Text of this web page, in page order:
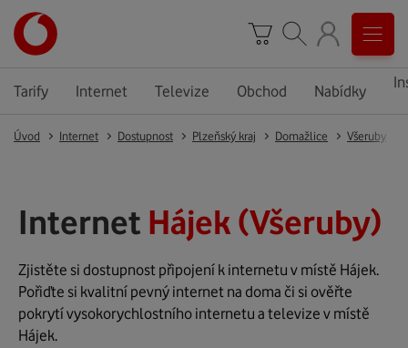
Tarify Internet Televize Obchod Nabídky
Úvod Internet Dostupnost Plzeňský kraj Domažlice Všeruby
Internet Hájek (Všeruby)
Zjistěte si dostupnost připojení k internetu v místě Hájek.
Pořiďte si kvalitní pevný internet na doma či si ověřte
pokrytí vysokorychlostního internetu a televize v místě
Hájek.